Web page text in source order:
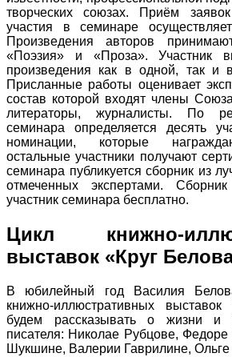
творческих союзах. Приём
участия в семинаре
Произведения авторов
«Поэзия» и «Проза». Участник
произведения как в одной, так и
Присланные работы оценивает
состав которой входят члены
литераторы, журналисты. По
семинара определяется десять
номинации, которые
остальные участники получают
семинара публикуется сборник из
отмеченных экспертами.
участник семинара бесплатно.
Цикл книжно-
выставок «Круг
В юбилейный год Василия
книжно-иллюстративных
будем рассказывать о жизни и
писателя: Николае Рубцове,
Шукшине, Валерии Гаврилине,